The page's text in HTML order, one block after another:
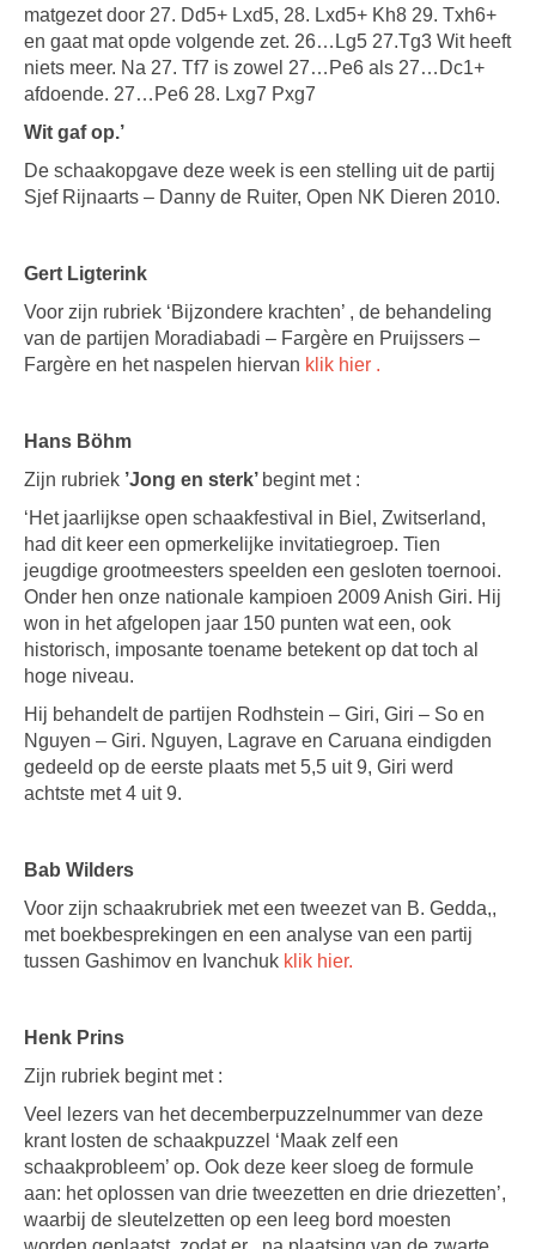
matgezet door 27. Dd5+ Lxd5, 28. Lxd5+ Kh8 29. Txh6+
en gaat mat opde volgende zet. 26…Lg5 27.Tg3 Wit heeft
niets meer. Na 27. Tf7 is zowel 27…Pe6 als 27…Dc1+
afdoende. 27…Pe6 28. Lxg7 Pxg7
Wit gaf op.’
De schaakopgave deze week is een stelling uit de partij
Sjef Rijnaarts – Danny de Ruiter, Open NK Dieren 2010.
Gert Ligterink
Voor zijn rubriek ‘Bijzondere krachten’ , de behandeling
van de partijen Moradiabadi – Fargère en Pruijssers –
Fargère en het naspelen hiervan klik hier .
Hans Böhm
Zijn rubriek ’Jong en sterk’ begint met :
‘Het jaarlijkse open schaakfestival in Biel, Zwitserland,
had dit keer een opmerkelijke invitatiegroep. Tien
jeugdige grootmeesters speelden een gesloten toernooi.
Onder hen onze nationale kampioen 2009 Anish Giri. Hij
won in het afgelopen jaar 150 punten wat een, ook
historisch, imposante toename betekent op dat toch al
hoge niveau.
Hij behandelt de partijen Rodhstein – Giri, Giri – So en
Nguyen – Giri. Nguyen, Lagrave en Caruana eindigden
gedeeld op de eerste plaats met 5,5 uit 9, Giri werd
achtste met 4 uit 9.
Bab Wilders
Voor zijn schaakrubriek met een tweezet van B. Gedda,,
met boekbesprekingen en een analyse van een partij
tussen Gashimov en Ivanchuk klik hier.
Henk Prins
Zijn rubriek begint met :
Veel lezers van het decemberpuzzelnummer van deze
krant losten de schaakpuzzel ‘Maak zelf een
schaakprobleem’ op. Ook deze keer sloeg de formule
aan: het oplossen van drie tweezetten en drie driezetten’,
waarbij de sleutelzetten op een leeg bord moesten